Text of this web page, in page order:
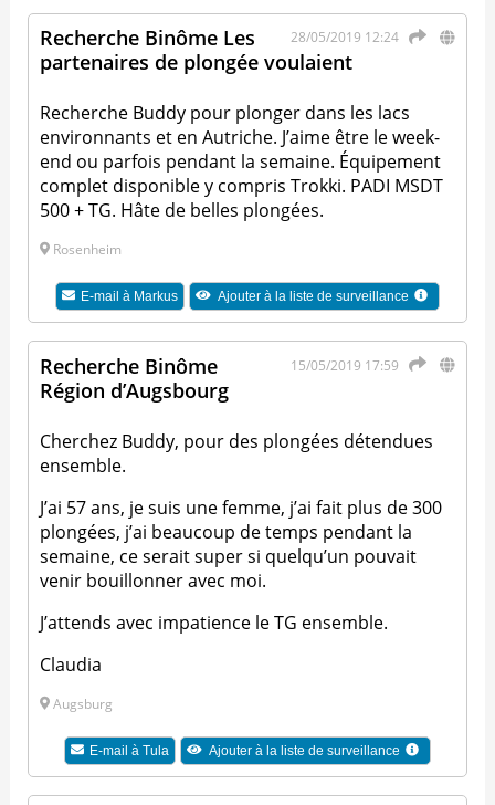
28/05/2019 12:24
Recherche Binôme Les
partenaires de plongée voulaient
Recherche Buddy pour plonger dans les lacs
environnants et en Autriche. J’aime être le week-
end ou parfois pendant la semaine. Équipement
complet disponible y compris Trokki. PADI MSDT
500 + TG. Hâte de belles plongées.
Rosenheim
E-mail à Markus Ajouter à la liste de surveillance
15/05/2019 17:59
Recherche Binôme
Région d’Augsbourg
Cherchez Buddy, pour des plongées détendues
ensemble.
J’ai 57 ans, je suis une femme, j’ai fait plus de 300
plongées, j’ai beaucoup de temps pendant la
semaine, ce serait super si quelqu’un pouvait
venir bouillonner avec moi.
J’attends avec impatience le TG ensemble.
Claudia
Augsburg
E-mail àTula Ajouter à la liste de surveillance